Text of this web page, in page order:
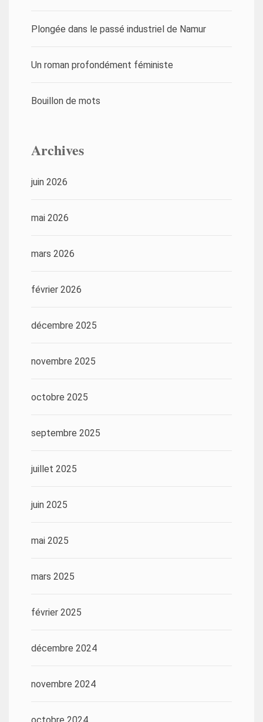
Plongée dans le passé industriel de Namur
Un roman profondément féministe
Bouillon de mots
Archives
juin 2026
mai 2026
mars 2026
février 2026
décembre 2025
novembre 2025
octobre 2025
septembre 2025
juillet 2025
juin 2025
mai 2025
mars 2025
février 2025
décembre 2024
novembre 2024